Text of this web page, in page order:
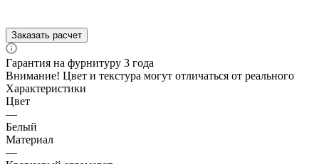
Заказать расчет
Гарантия на фурнитуру 3 года
Внимание! Цвет и текстура могут отличаться от реального
Характеристики
Цвет
—
Белый
Материал
—